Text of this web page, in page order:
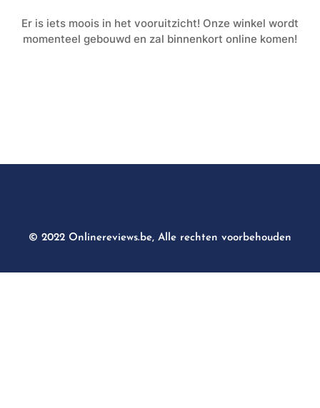
Er is iets moois in het vooruitzicht! Onze winkel wordt
momenteel gebouwd en zal binnenkort online komen!
© 2022 Onlinereviews.be, Alle rechten voorbehouden